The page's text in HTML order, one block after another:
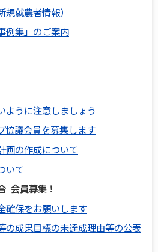
就農者情報）
例集」のご案内
ように注意しましょう
協議会員を募集します
画の作成について
いて
会員募集！
確保をお願いします
の成果目標の未達成理由等の公表